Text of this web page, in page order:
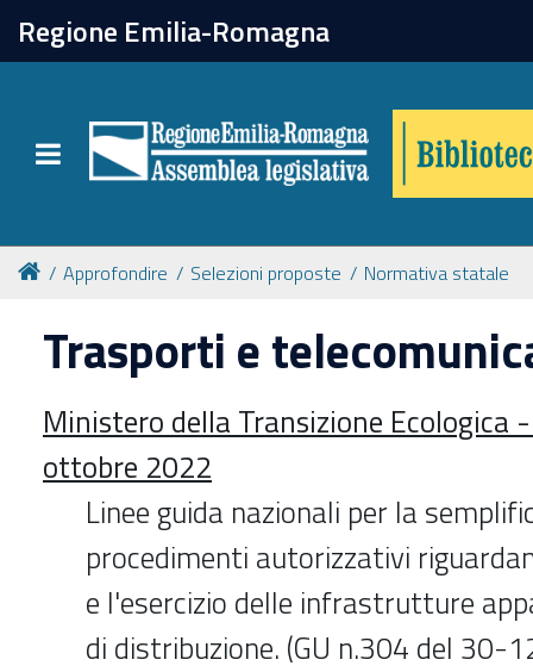
Regione Emilia-Romagna
Toggle navigation
chiudi
Catalogo online
Collezioni
Per approfondire
Appuntamenti
Prenotazione spazi
Approfondire Selezioni proposte Normativa statale
Trasporti e
Ministero della Transizione Ecologica
ottobre 2022
Linee guida nazionali per la
procedimenti autorizzativi
e l'esercizio delle infrastrutture
di distribuzione. (GU n.304 del 30-